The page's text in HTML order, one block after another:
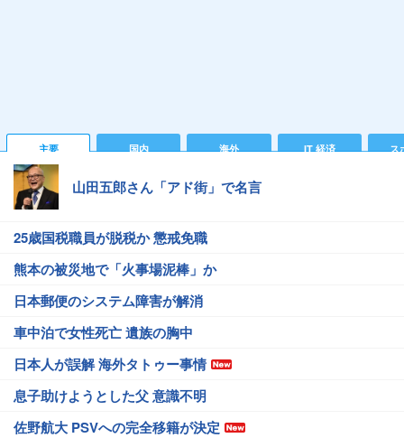
主要 国内 海外 IT 経済 ス
山田五郎さん「アド街」で名言
25歳国税職員が脱税か 懲戒免職
熊本の被災地で「火事場泥棒」か
日本郵便のシステム障害が解消
車中泊で女性死亡 遺族の胸中
日本人が誤解 海外タトゥー事情
息子助けようとした父 意識不明
佐野航大 PSVへの完全移籍が決定